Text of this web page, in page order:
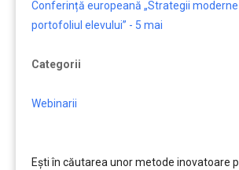
Conferință europeană „Strategii
portofoliul elevului” - 5 mai
Categorii
Webinarii
Ești în căutarea unor metode inovatoare